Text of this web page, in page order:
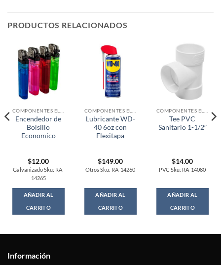
PRODUCTOS RELACIONADOS
Encendedor de
Bolsillo
Economico
$12.00
Galvanizado Sku: RA-
14265
AÑADIR AL
CARRITO
Lubricante WD-
40 6oz con
Flexitapa
$149.00
Otros Sku: RA-14260
AÑADIR AL
CARRITO
Tee PVC
Sanitario 1-1/2″
$14.00
PVC Sku: RA-14080
AÑADIR AL
CARRITO
Información